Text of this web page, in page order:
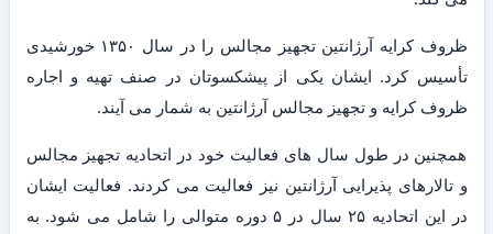
ظروف کرایه آرژانتین تجهیز مجالس را در سال ۱۳۵۰ خورشیدی
تأسیس کرد. ایشان یکی از پیشکسوتان در صنف تهیه و اجاره
ظروف کرایه و تجهیز مجالس آرژانتین به شمار می آیند.
همچنین در طول سال های فعالیت خود در اتحادیه تجهیز مجالس
و تالارهای پذیرایی آرژانتین نیز فعالیت می کردند. فعالیت ایشان
در این اتحادیه ۲۵ سال در ۵ دوره متوالی را شامل می شود. به